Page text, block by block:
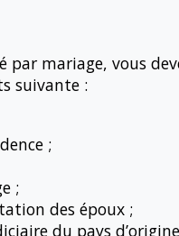
par mariage, vous
suivante :
;
;
des époux ;
du pays d’origine